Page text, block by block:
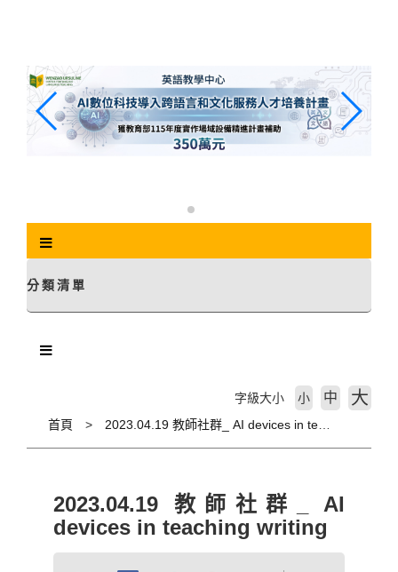
分類清單
首頁
字級大小 小 中 大
2023.04.19 教師社群_ AI
devices in teaching writing